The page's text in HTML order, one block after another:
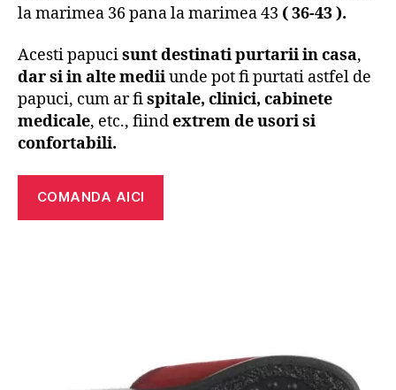
la marimea 36 pana la marimea 43 ( 36-43 ).
Acesti papucisunt destinati purtarii in casa,
dar siin alte mediiunde pot fi purtati astfel de
papuci, cum ar fispitale, clinici, cabinete
medicale, etc., fiindextrem de usori si
confortabili.
COMANDA AICI